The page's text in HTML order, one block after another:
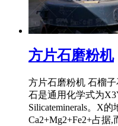
方片石磨粉机
方片石磨粉机 石榴
石是通用化学式为
Silicateminerals。X
Ca2+Mg2+Fe2+占据